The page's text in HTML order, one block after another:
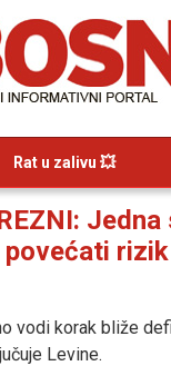
Rat u zalivu 💥
vodi korak bliže
Levine.